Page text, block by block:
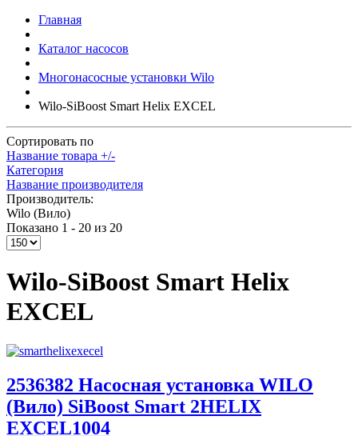
Главная
Каталог насосов
Многонасосные установки Wilo
Wilo-SiBoost Smart Helix EXCEL
Сортировать по
Название товара +/-
Категория
Название производителя
Производитель:
Wilo (Вило)
Показано 1 - 20 из 20
Wilo-SiBoost Smart Helix
EXCEL
2536382 Насосная установка WILO
(Вило) SiBoost Smart 2HELIX
EXCEL1004